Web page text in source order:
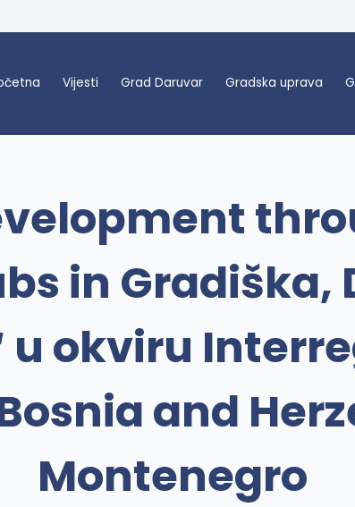
Vijesti Grad Daruvar Gradska uprava
in Gradiška,
u okviru
and
Montenegro